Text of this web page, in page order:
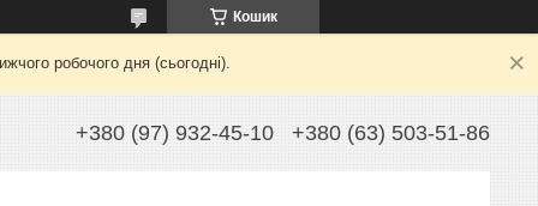
Кошик
робочого дня (сьогодні).
+380 (97) 932-45-10 +380 (63) 503-51-86